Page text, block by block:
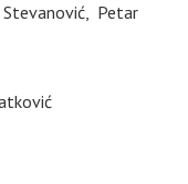
Petar